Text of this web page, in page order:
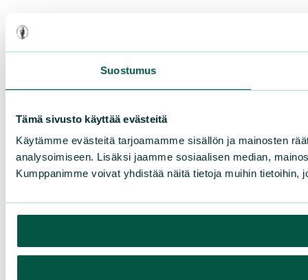
Suostumus
Tämä sivusto käyttää evästeitä
Käytämme evästeitä tarjoamamme sisällön ja mainosten
analysoimiseen. Lisäksi jaamme sosiaalisen median,
Kumppanimme voivat yhdistää näitä tietoja muihin tietoihin,